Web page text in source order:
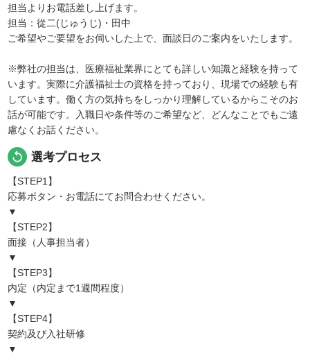
担当よりお電話差し上げます。
担当：從二(じゅうじ)・田中
ご希望やご要望をお伺いした上で、面談日のご案内をいたします。
※弊社の担当は、医療福祉業界にとても詳しい知識と経験を持って
います。実際に介護福祉士の資格を持っており、現場での経験も有
しています。働く方の気持ちをしっかり理解しているからこそのお
話が可能です。入職日や条件等のご希望など、どんなことでもご遠
慮なくお話ください。
replay 選考プロセス
【STEP1】
応募ボタン・お電話にてお問合わせください。
▼
【STEP2】
面接（人事担当者）
▼
【STEP3】
内定（内定まで1週間程度）
▼
【STEP4】
契約及び入社研修
▼